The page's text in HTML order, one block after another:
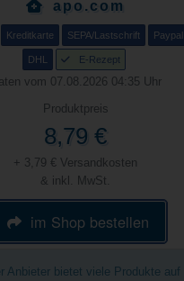
apo.com
Kreditkarte SEPA/Lastschrift Paypal
DHL E-Rezept
vom 07.08.2026 04:35 Uhr
Produktpreis
8,79 €
+ 3,79 € Versandkosten
& inkl. MwSt.
im Shop bestellen
Anbieter bietet viele Produkte auf